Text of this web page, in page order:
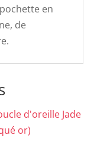
en
de